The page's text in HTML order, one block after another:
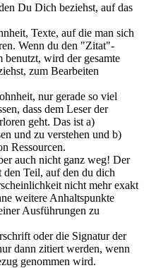
Du Dich beziehst, auf das
Texte, auf die man sich
Wenn du den "Zitat"-
wird der gesamte
zum Bearbeiten
nur gerade so viel
dass dem Leser der
geht. Das ist a)
und zu verstehen und b)
Ressourcen.
auch nicht ganz weg! Der
den Teil, auf den du dich
nicht mehr exakt
weitere Anhaltspunkte
Ausführungen zu
oder die Signatur der
dann zitiert werden, wenn
genommen wird.